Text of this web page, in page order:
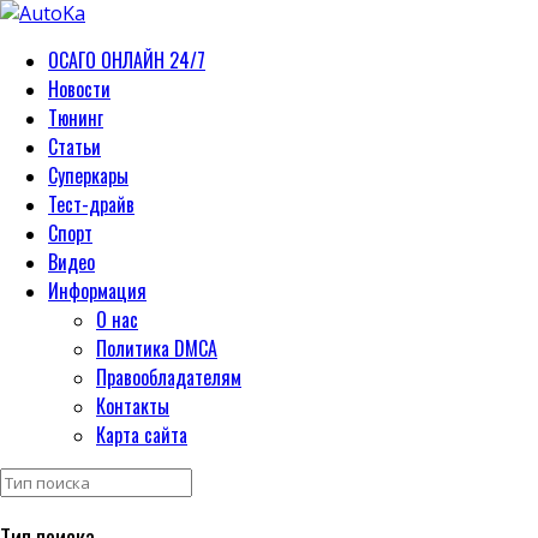
ОСАГО ОНЛАЙН 24/7
Новости
Тюнинг
Статьи
Суперкары
Тест-драйв
Спорт
Видео
Информация
О нас
Политика DMCA
Правообладателям
Контакты
Карта сайта